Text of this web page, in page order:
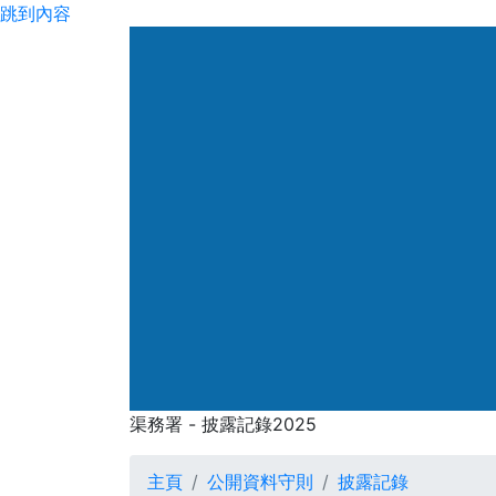
跳到內容
渠務署 - 披露記錄2025
渠務署 - 披露記錄
主頁 公開資料守則 披露記錄